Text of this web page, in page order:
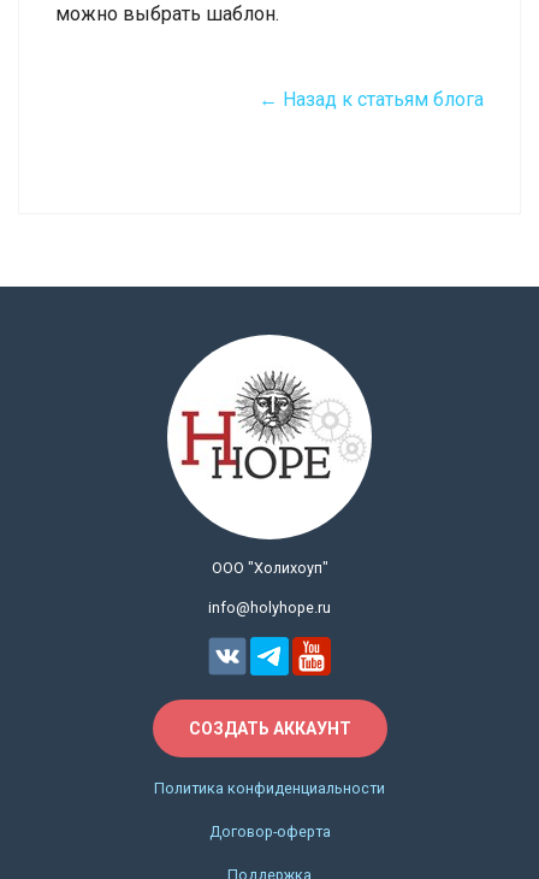
можно выбрать шаблон.
← Назад к статьям блога
ООО "Холихоуп"
info@holyhope.ru
СОЗДАТЬ АККАУНТ
Политика конфиденциальности
Договор-оферта
Поддержка